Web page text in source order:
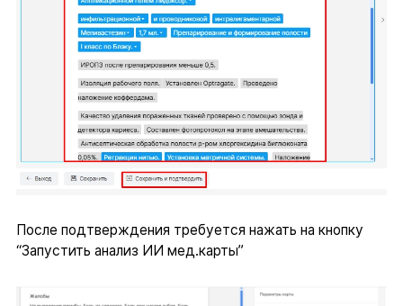
После подтверждения требуется нажать на кнопку
“Запустить анализ ИИ мед.карты”